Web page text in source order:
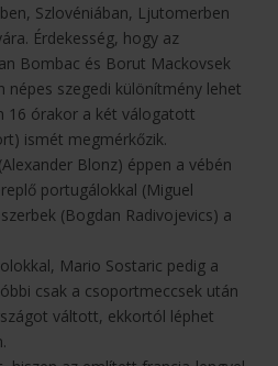
Szlovéniában, Ljutomerben
Érdekesség, hogy az
Bombac és Borut Mackovsek
népes szegedi különítmény lehet
16 órakor a két válogatott
ismét megmérkőzik.
Blonz) éppen a vébén
portugálokkal (Miguel
(Bogdan Radivojevics) a
Mario Sostaric pedig a
csak a csoportmeccsek után
váltott, ekkortól léphet